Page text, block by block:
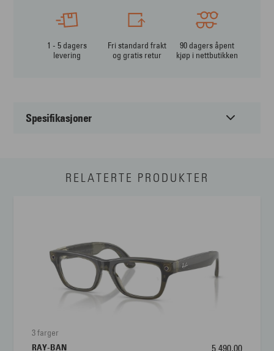
1 - 5 dagers
levering
Fri standard frakt
og gratis retur
90 dagers åpent
kjøp i nettbutikken
Spesifikasjoner
Størrelse:
Brillens bredde
Bredde glass 56 mm
RELATERTE PRODUKTER
3 farger
RAY-BAN
5 490,00